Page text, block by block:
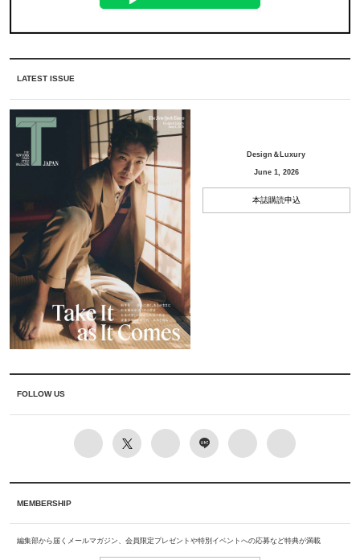
LATEST ISSUE
Design＆Luxury
June 1, 2026
本誌購読申込
FOLLOW US
MEMBERSHIP
編集部から届くメールマガジン、会員限定プレゼントや特別イベントへの応募など特典が満載